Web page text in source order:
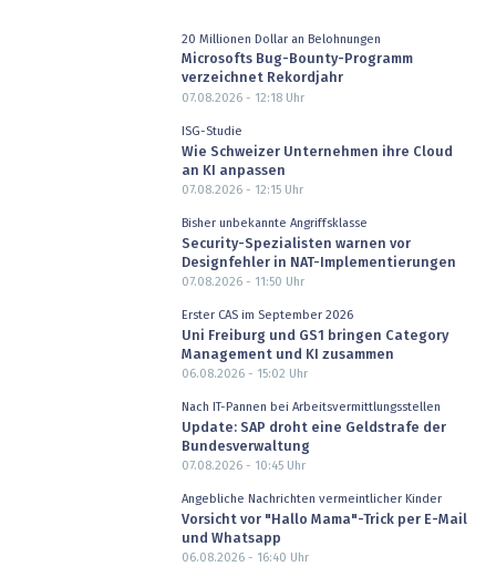
20 Millionen Dollar an Belohnungen
Microsofts Bug-Bounty-Programm
verzeichnet Rekordjahr
07.08.2026 - 12:18Uhr
ISG-Studie
Wie Schweizer Unternehmen ihre Cloud
an KI anpassen
07.08.2026 - 12:15Uhr
Bisher unbekannte Angriffsklasse
Security-Spezialisten warnen vor
Designfehler in NAT-Implementierungen
07.08.2026 - 11:50 Uhr
Erster CAS im September 2026
Uni Freiburg und GS1 bringen Category
Management und KI zusammen
06.08.2026 - 15:02 Uhr
Nach IT-Pannen bei Arbeitsvermittlungsstellen
Update: SAP droht eine Geldstrafe der
Bundesverwaltung
07.08.2026 - 10:45Uhr
Angebliche Nachrichten vermeintlicher Kinder
Vorsicht vor "Hallo Mama"-Trick per E-Mail
und Whatsapp
06.08.2026 - 16:40 Uhr